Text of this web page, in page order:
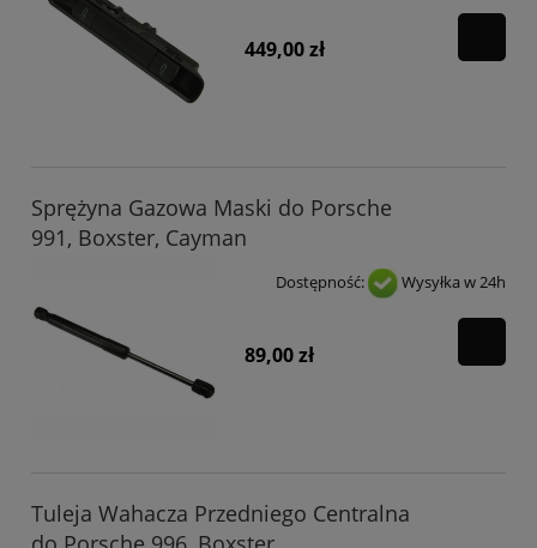
449,00 zł
Sprężyna Gazowa Maski do Porsche
991, Boxster, Cayman
Dostępność: Wysyłka w 24h
89,00 zł
Tuleja Wahacza Przedniego Centralna